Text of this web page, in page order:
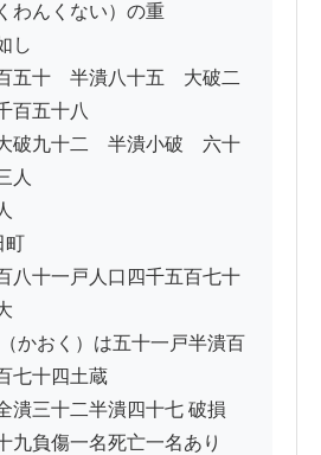
わんくない）の重
し
五十　半潰八十五　大破二
百五十八
破九十二　半潰小破　六十
人
八十一戸人口四千五百七十
かおく）は五十一戸半潰百
七十四土蔵
潰三十二半潰四十七 破損
九負傷一名死亡一名あり